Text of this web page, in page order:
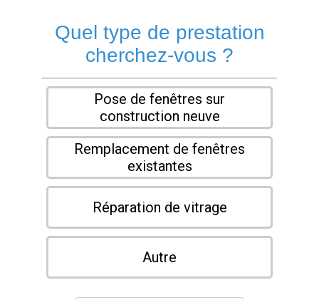
Quel type de prestation
cherchez-vous ?
Pose de fenêtres sur
construction neuve
Remplacement de fenêtres
existantes
Réparation de vitrage
Autre